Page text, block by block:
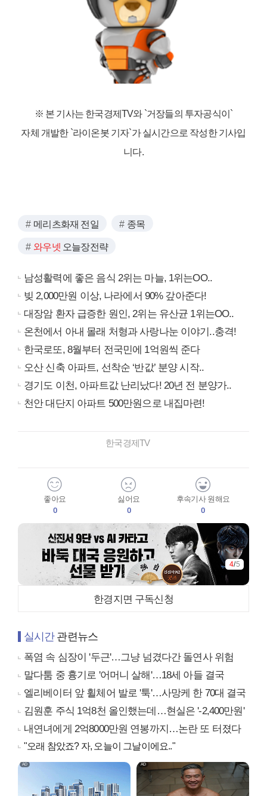
※ 본 기사는 한국경제TV와 `거장들의 투자공식이`
자체 개발한 `라이온봇 기자`가 실시간으로 작성한 기사입
니다.
메리츠화재 전일 종목
와우넷 오늘장전략
남성활력에 좋은 음식 2위는 마늘, 1위는OO..
빚 2,000만원 이상, 나라에서 90% 갚아준다!
대장암 환자 급증한 원인, 2위는 유산균 1위는OO..
온천에서 아내 몰래 처형과 사랑나눈 이야기..충격!
한국로또, 8월부터 전국민에 1억원씩 준다
오산 신축 아파트, 선착순 ‘반값’ 분양 시작..
경기도 이천, 아파트값 난리났다! 20년 전 분양가..
천안 대단지 아파트 500만원으로 내집마련!
한국경제TV
좋아요
0
싫어요
0
후속기사 원해요
0
4/5
한경지면 구독신청
실시간관련뉴스
폭염 속 심장이 '두근'…그냥 넘겼다간 돌연사 위험
말다툼 중 흉기로 '어머니 살해'…18세 아들 결국
엘리베이터 앞 휠체어 발로 '툭'…사망케 한 70대 결국
김원훈 주식 1억8천 올인했는데…현실은 '-2,400만원'
내연녀에게 2억8000만원 연봉까지…논란 또 터졌다
"오래 참았죠? 자, 오늘이 그날이에요.."